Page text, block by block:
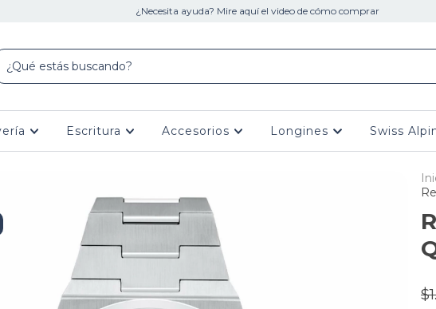
¿Necesita ayuda? Mire aquí el video de cómo comprar
Escritura Accesorios Longines Swiss